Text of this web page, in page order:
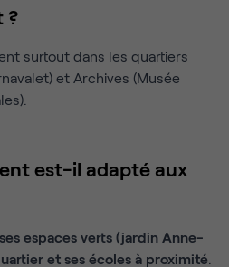
?
surtout dans les quartiers
et Archives (Musée
est-il adapté aux
ses espaces verts (jardin Anne-
et ses écoles à proximité